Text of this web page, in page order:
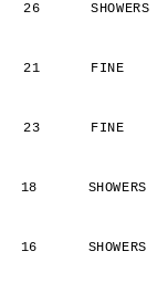
SHOWERS
21      FINE
23      FINE
SHOWERS
SHOWERS